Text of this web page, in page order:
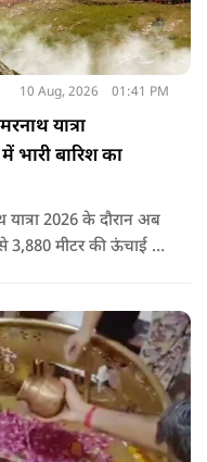
10 Aug, 2026 01:41 PM
यात्रा
भारी बारिश का
2026 के दौरान अब
मीटर की ऊंचाई पर